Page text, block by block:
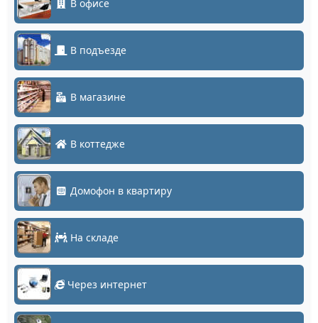
В офисе
В подъезде
В магазине
В коттедже
Домофон в квартиру
На складе
Через интернет